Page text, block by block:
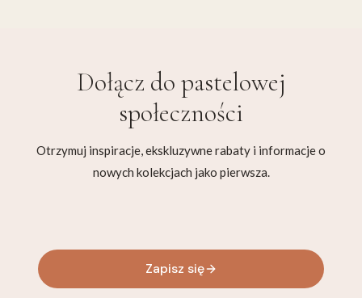
Dołącz do pastelowej
społeczności
Otrzymuj inspiracje, ekskluzywne rabaty i informacje o
nowych kolekcjach jako pierwsza.
Zapisz się